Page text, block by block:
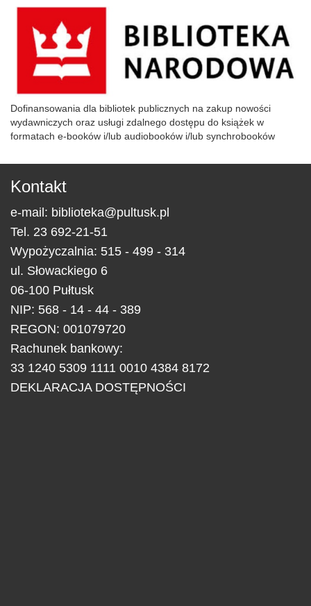
Dofinansowania dla bibliotek publicznych na zakup nowości
wydawniczych oraz usługi zdalnego dostępu do książek w
formatach e-booków i/lub audiobooków i/lub synchrobooków
Kontakt
e-mail: biblioteka@pultusk.pl
Tel. 23 692-21-51
Wypożyczalnia: 515 - 499 - 314
ul. Słowackiego 6
06-100 Pułtusk
NIP: 568 - 14 - 44 - 389
REGON: 001079720
Rachunek bankowy:
33 1240 5309 1111 0010 4384 8172
DEKLARACJA DOSTĘPNOŚCI